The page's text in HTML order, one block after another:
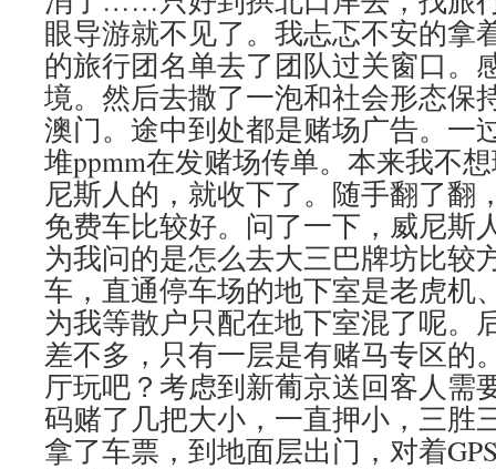
眼导游就不见了。我忐忑不安的拿
的旅行团名单去了团队过关窗口。
境。然后去撒了一泡和社会形态保
澳门。途中到处都是赌场广告。一
堆ppmm在发赌场传单。本来我不
尼斯人的，就收下了。随手翻了翻
免费车比较好。问了一下，威尼斯
为我问的是怎么去大三巴牌坊比较
车，直通停车场的地下室是老虎机
为我等散户只配在地下室混了呢。
差不多，只有一层是有赌马专区的
厅玩吧？考虑到新葡京送回客人需
码赌了几把大小，一直押小，三胜
拿了车票，到地面层出门，对着